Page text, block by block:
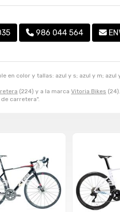
en color y tallas: azul y s; azul y m; azul
(224) y a la marca Vitoria Bikes (24).
carretera".
986 044 564